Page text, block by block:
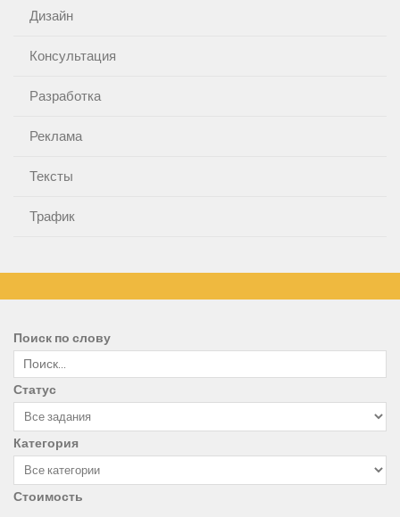
Дизайн
Консультация
Разработка
Реклама
Тексты
Трафик
Поиск по слову
Статус
Категория
Стоимость